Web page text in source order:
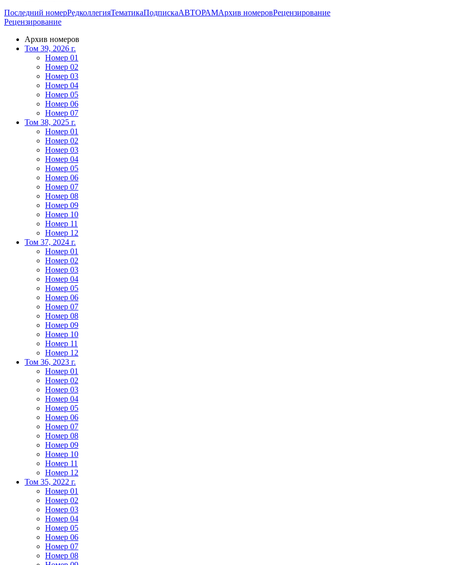
Последний номерРедколлегияТематикаПодпискаАВТОРАМАрхив номеровРецензирование
Рецензирование
Архив номеров
Том 39, 2026 г.
Номер 01
Номер 02
Номер 03
Номер 04
Номер 05
Номер 06
Номер 07
Том 38, 2025 г.
Номер 01
Номер 02
Номер 03
Номер 04
Номер 05
Номер 06
Номер 07
Номер 08
Номер 09
Номер 10
Номер 11
Номер 12
Том 37, 2024 г.
Номер 01
Номер 02
Номер 03
Номер 04
Номер 05
Номер 06
Номер 07
Номер 08
Номер 09
Номер 10
Номер 11
Номер 12
Том 36, 2023 г.
Номер 01
Номер 02
Номер 03
Номер 04
Номер 05
Номер 06
Номер 07
Номер 08
Номер 09
Номер 10
Номер 11
Номер 12
Том 35, 2022 г.
Номер 01
Номер 02
Номер 03
Номер 04
Номер 05
Номер 06
Номер 07
Номер 08